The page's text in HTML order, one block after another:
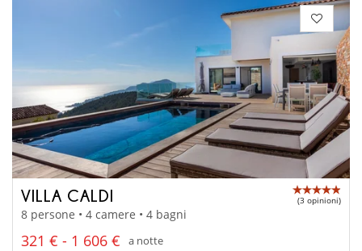
VILLA CALDI (3 opinioni)
8 persone • 4 camere • 4 bagni
321 € - 1 606 €
a notte